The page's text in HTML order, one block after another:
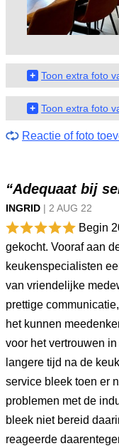
+ Toon extra foto
+ Toon extra foto
Reactie of foto
“Adequaat bij
INGRID | 2 AUG 22
Begin
gekocht. Vooraf aan
keukenspecialisten
van vriendelijke
prettige
het kunnen
voor het vertrouwen
langere tijd na de
service bleek toen er
problemen met de
bleek niet bereid
reageerde